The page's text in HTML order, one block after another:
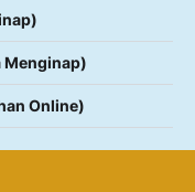
Menginap)
Online)